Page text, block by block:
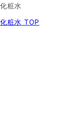
化粧水
化粧水 TOP